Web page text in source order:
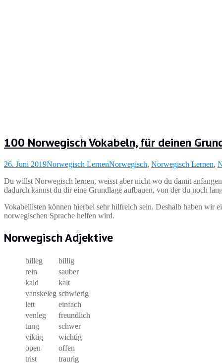
100 Norwegisch Vokabeln, für deinen
26. Juni 2019Norwegisch LernenNorwegisch, Norwegisch Lernen,
Du willst Norwegisch lernen, weisst aber nicht wo du damit
dadurch kannst du dir eine Grundlage aufbauen, von der du noch
Vokabellisten können hierbei sehr hilfreich sein. Deshalb haben wir
norwegischen Sprache helfen wird.
Norwegisch Adjektive
billeg
billig
rein
sauber
kald
kalt
vanskeleg schwierig
lett
einfach
venleg
freundlich
tung
schwer
viktig
wichtig
open
offen
trist
traurig